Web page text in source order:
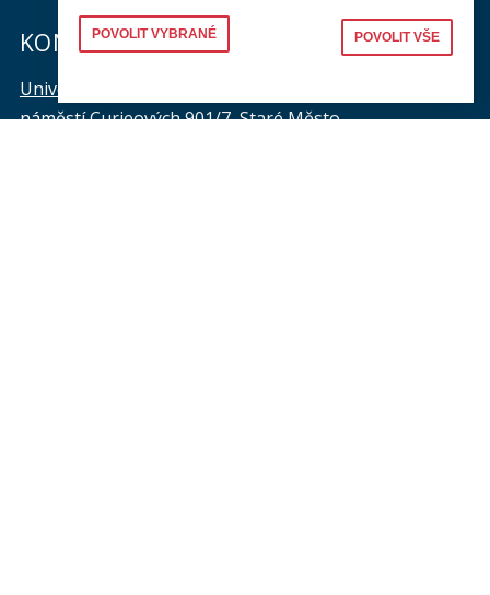
KONTAKTY
Univerzita Karlova, Právnická fakulta
náměstí Curieových 901/7, Staré Město
POVOLIT VYBRANÉ POVOLIT VŠE